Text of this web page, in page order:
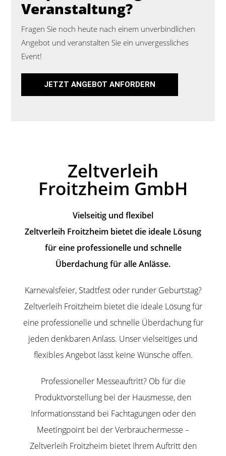
Veranstaltung?
Fragen Sie noch heute nach einem unverbindlichen
Angebot und veranstalten Sie ein unvergessliches
Event!
JETZT ANGEBOT ANFORDERN
Zeltverleih
Froitzheim GmbH
Vielseitig und flexibel
Zeltverleih Froitzheim bietet die ideale Lösung
für eine professionelle und schnelle
Überdachung für alle Anlässe.
Karnevalsfeier, Stadtfest oder runder Geburtstag?
Zeltverleih Froitzheim bietet die ideale Lösung für
eine professionelle und schnelle Überdachung für
jeden denkbaren Anlass. Unser vielseitiges und
flexibles Angebot lässt keine Wünsche offen.
Professioneller Messeauftritt? Ob für die
Produktvorstellung bei der Hausmesse, den
Informationsstand bei Fachtagungen oder den
Meetingpoint bei der Verbrauchermesse –
Zeltverleih Froitzheim bietet Ihrem Auftritt den